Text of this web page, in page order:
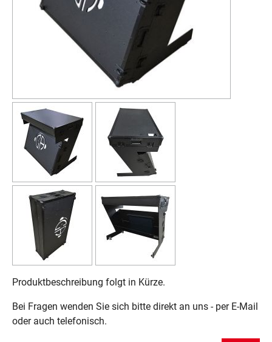
Produktbeschreibung folgt in Kürze.
Bei Fragen wenden Sie sich bitte direkt an uns - per E-Mail
oder auch telefonisch.